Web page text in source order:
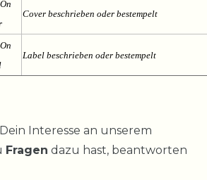
Cover beschrieben oder bestempelt
Label beschrieben oder bestempelt
Interesse an unserem
Fragen dazu hast, beantworten